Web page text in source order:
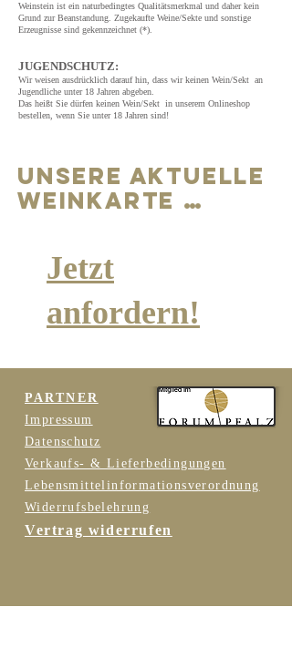
Weinstein ist ein naturbedingtes Qualitätsmerkmal und daher kein
Grund zur Beanstandung. Zugekaufte Weine/Sekte und sonstige
Erzeugnisse sind gekennzeichnet (*).
JUGENDSCHUTZ:
Wir weisen ausdrücklich darauf hin, dass wir keinen Wein/Sekt an
Jugendliche unter 18 Jahren abgeben.
Das heißt Sie dürfen keinen Wein/Sekt in unserem Onlineshop
bestellen, wenn Sie unter 18 Jahren sind!
Unsere Aktuelle
WeinKarte …
Jetzt
anfordern!
PARTNER
Impressum
Datenschutz
Verkaufs- & Lieferbedingungen
Lebensmittelinformationsverordnung
Widerrufsbelehrung
Vertrag widerrufen